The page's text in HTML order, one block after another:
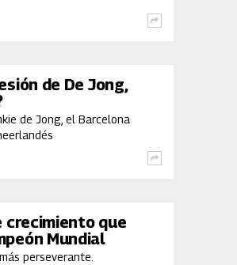
de De Jong,
de Jong, el Barcelona
crecimiento que
Mundial
perseverante.